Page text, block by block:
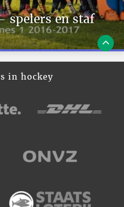
spelers en staf
in hockey